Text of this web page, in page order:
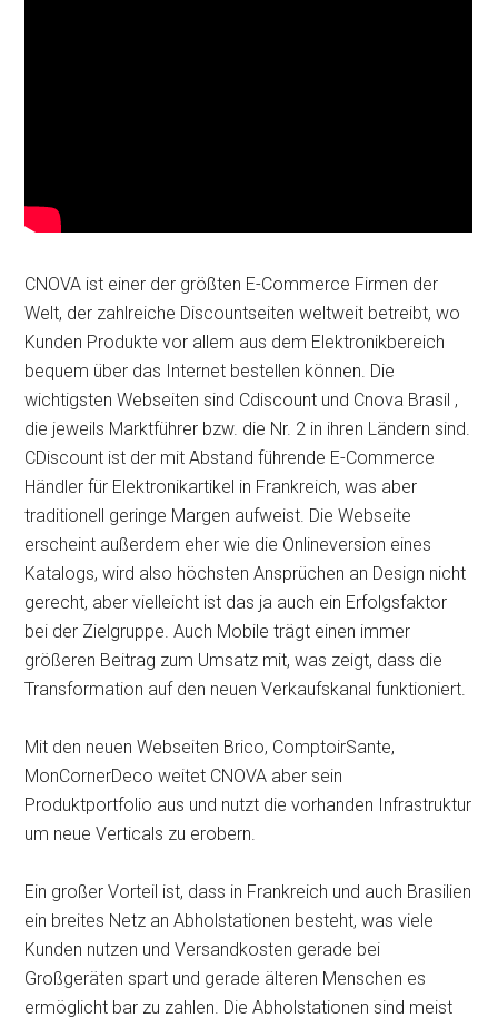
CNOVA ist einer der größten E-Commerce Firmen der
Welt, der zahlreiche Discountseiten weltweit betreibt, wo
Kunden Produkte vor allem aus dem Elektronikbereich
bequem über das Internet bestellen können. Die
wichtigsten Webseiten sind Cdiscount und Cnova Brasil ,
die jeweils Marktführer bzw. die Nr. 2 in ihren Ländern sind.
CDiscount ist der mit Abstand führende E-Commerce
Händler für Elektronikartikel in Frankreich, was aber
traditionell geringe Margen aufweist. Die Webseite
erscheint außerdem eher wie die Onlineversion eines
Katalogs, wird also höchsten Ansprüchen an Design nicht
gerecht, aber vielleicht ist das ja auch ein Erfolgsfaktor
bei der Zielgruppe. Auch Mobile trägt einen immer
größeren Beitrag zum Umsatz mit, was zeigt, dass die
Transformation auf den neuen Verkaufskanal funktioniert.
Mit den neuen Webseiten Brico, ComptoirSante,
MonCornerDeco weitet CNOVA aber sein
Produktportfolio aus und nutzt die vorhanden Infrastruktur
um neue Verticals zu erobern.
Ein großer Vorteil ist, dass in Frankreich und auch Brasilien
ein breites Netz an Abholstationen besteht, was viele
Kunden nutzen und Versandkosten gerade bei
Großgeräten spart und gerade älteren Menschen es
ermöglicht bar zu zahlen. Die Abholstationen sind meist